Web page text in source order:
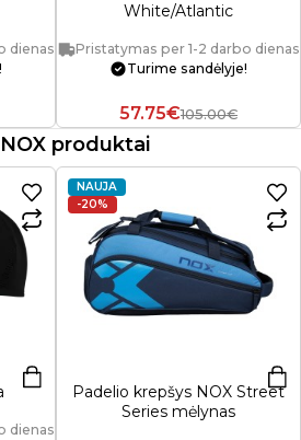
dienas
White/Atlantic
Pristatymas per 1-2 darbo dienas
Turime sandėlyje!
57.75€105.00€
produktai
dienas
NAUJA
-20%
Padelio krepšys NOX Street
Series mėlynas